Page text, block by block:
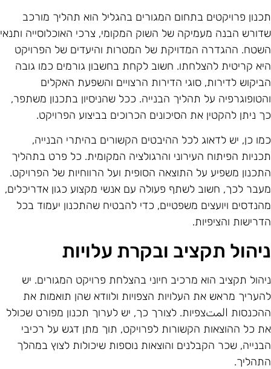
פרויקטים בתחום המגורים בהגליל הוא תהליך מורכב
הבנה מעמיקה של השוק המקומי, צרכי האוכלוסייה ותנאי
ההגדרה המדויקת של המטרות והיעדים של הפרויקט
קריטית להצלחתו. חשוב לקחת בחשבון גורמים כמו גובה
לדירות, סוגי הדירות הרצויים והשפעת האקלים
על תהליך הבנייה. ככל שהניסיון בתכנון משתפר,
ניתן להקטין את הסיכונים הכרוכים בביצוע הפרויקט.
כן, יש לדאוג לכל ההיבטים הקשורים בהיתרי הבנייה,
הפיתוח העירוני והרגולציה המקומית. כל פרט בתהליך
משפיע על התוצאה הסופית ועל הרווחיות של הפרויקט.
לכך, חשוב לשתף פעולה עם אנשי מקצוע כגון אדריכלים,
ויועצים משפטיים, כדי להבטיח שהתכנון יעמוד בכל
והציפיות.
תקציב ובקרת עלויות
תקציב הוא מרכיב חיוני בהצלחת פרויקט המגורים. יש
מראש את העלויות הצפויות ולוודא שהן תואמות את
المتצפיות. לצורך כך, יש לערוך תכנון מפורט שכולל
כל ההוצאות הקשורות לפרויקט, תוך מתן דגש על רכיבי
שכר הקבלנים והוצאות נוספות שיכולות לצוץ במהלך